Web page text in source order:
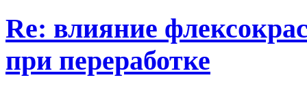
Re: влияние
при переработке